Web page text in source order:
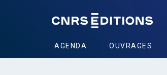
AGENDA OUVRAGES